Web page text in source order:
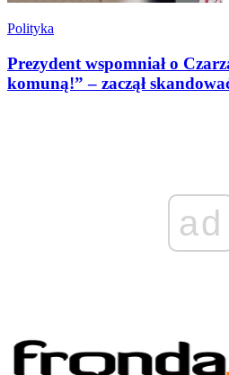
Polityka
Prezydent wspomniał o
komuną!” – zaczął
ad